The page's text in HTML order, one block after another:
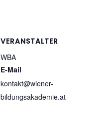
VERANSTALTER
WBA
E-Mail
kontakt@wiener-
bildungsakademie.at